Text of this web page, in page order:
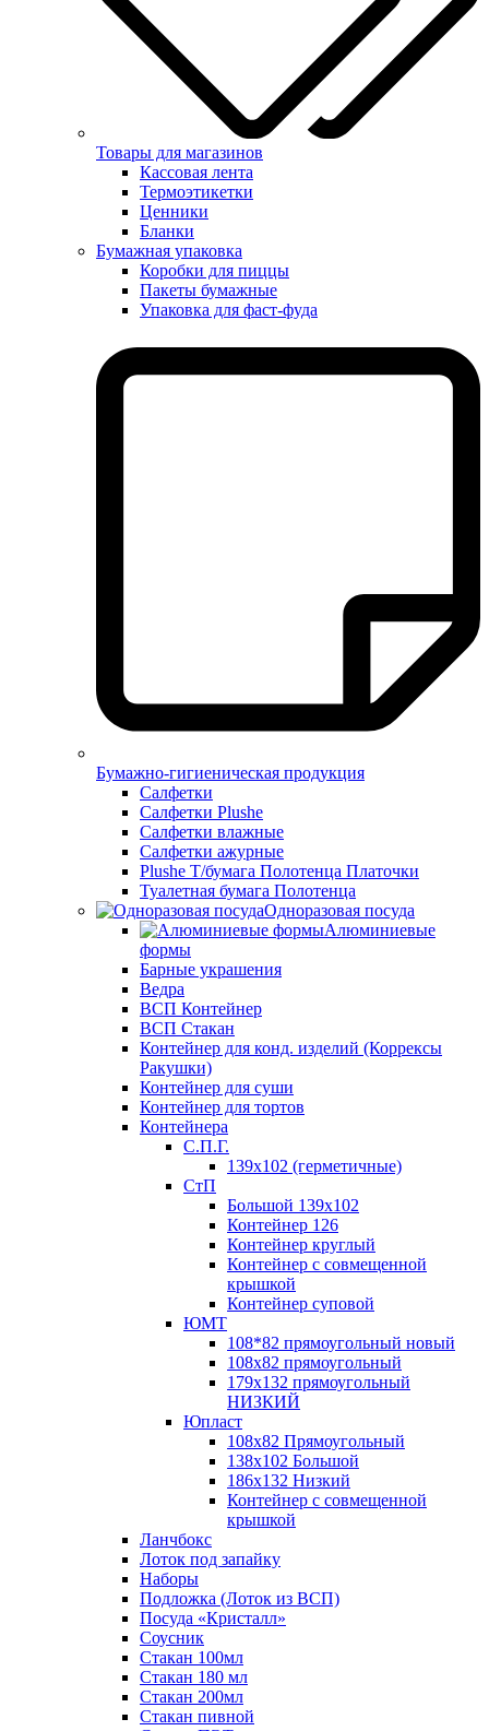
Товары для магазинов
Кассовая лента
Термоэтикетки
Ценники
Бланки
Бумажная упаковка
Коробки для пиццы
Пакеты бумажные
Упаковка для фаст-фуда
Бумажно-гигиеническая продукция
Салфетки
Салфетки Plushe
Салфетки влажные
Салфетки ажурные
Plushe Т/бумага Полотенца Платочки
Туалетная бумага Полотенца
Одноразовая посуда
Алюминиевые
формы
Барные украшения
Ведра
ВСП Контейнер
ВСП Стакан
Контейнер для конд. изделий (Коррексы
Ракушки)
Контейнер для суши
Контейнер для тортов
Контейнера
С.П.Г.
139х102 (герметичные)
СтП
Большой 139х102
Контейнер 126
Контейнер круглый
Контейнер с совмещенной
крышкой
Контейнер суповой
ЮМТ
108*82 прямоугольный новый
108х82 прямоугольный
179х132 прямоугольный
НИЗКИЙ
Юпласт
108х82 Прямоугольный
138х102 Большой
186х132 Низкий
Контейнер с совмещенной
крышкой
Ланчбокс
Лоток под запайку
Наборы
Подложка (Лоток из ВСП)
Посуда «Кристалл»
Соусник
Стакан 100мл
Стакан 180 мл
Стакан 200мл
Стакан пивной